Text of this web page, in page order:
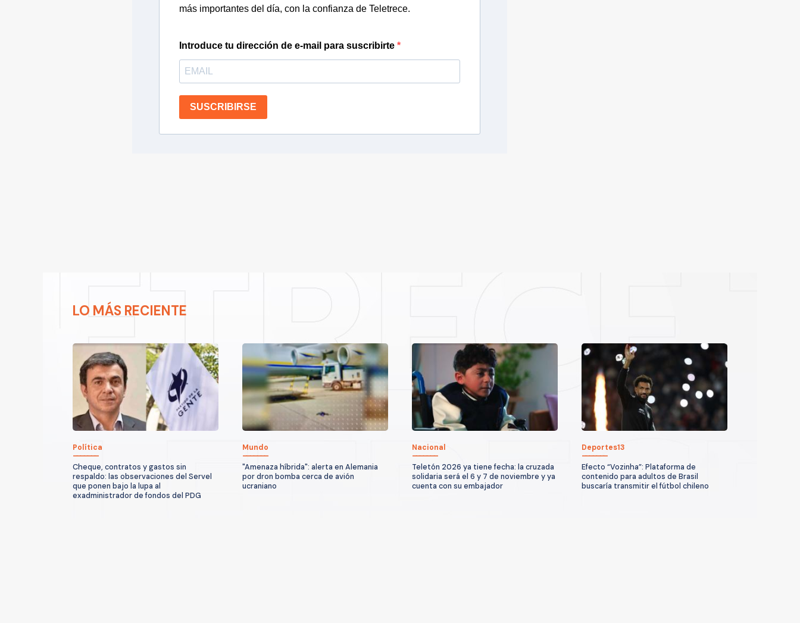
más importantes del día, con la confianza de Teletrece.
Introduce tu dirección de e-mail para suscribirte
SUSCRIBIRSE
LO MÁS RECIENTE
Política
Cheque, contratos y gastos sin
respaldo: las observaciones del Servel
que ponen bajo la lupa al
exadministrador de fondos del PDG
Mundo
"Amenaza híbrida": alerta en Alemania
por dron bomba cerca de avión
ucraniano
Nacional
Teletón 2026 ya tiene fecha: la cruzada
solidaria será el 6 y 7 de noviembre y ya
cuenta con su embajador
Deportes13
Efecto “Vozinha”: Plataforma de
contenido para adultos de Brasil
buscaría transmitir el fútbol chileno